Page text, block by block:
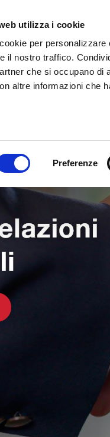
utilizza i cookie
per
il nostro traffico.
che si occupano di
altre informazioni che
Preferenze